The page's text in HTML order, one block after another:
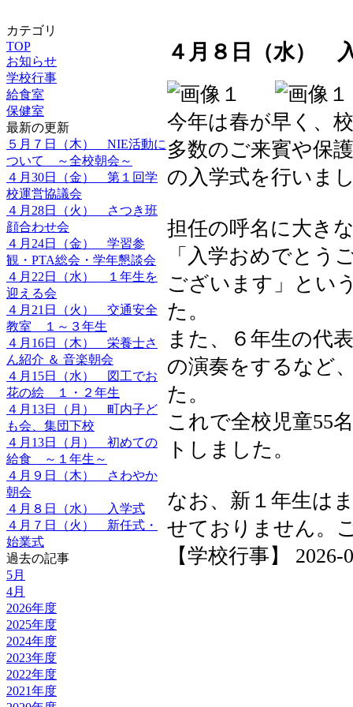
カテゴリ
TOP
お知らせ
学校行事
給食室
保健室
最新の更新
５月７日（木） NIE活動に
ついて ～全校朝会～
４月30日（金） 第１回学
校運営協議会
４月28日（火） さつき班
顔合わせ会
４月24日（金） 学習参
観・PTA総会・学年懇談会
４月22日（水） １年生を
迎える会
４月21日（火） 交通安全
教室 １～３年生
４月16日（木） 栄養士さ
ん紹介 ＆ 音楽朝会
４月15日（水） 図工でお
花の絵 １・２年生
４月13日（月） 町内子ど
も会、集団下校
４月13日（月） 初めての
給食 ～１年生～
４月９日（木） さわやか
朝会
４月８日（水） 入学式
４月７日（火） 新任式・
始業式
過去の記事
5月
4月
2026年度
2025年度
2024年度
2023年度
2022年度
2021年度
４月８日（水）
今年は春が早く、
多数のご来賓や保
の入学式を行いま
担任の呼名に大き
「入学おめでとう
ございます」とい
た。
また、６年生の代
の演奏をするなど
た。
これで全校児童55
トしました。
なお、新１年生は
せておりません。
【学校行事】 2026-